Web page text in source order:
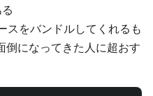
スをバンドルしてくれるも
になってきた人に超おす